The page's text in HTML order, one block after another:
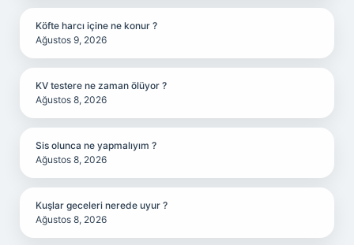
Köfte harcı içine ne konur ?
Ağustos 9, 2026
KV testere ne zaman ölüyor ?
Ağustos 8, 2026
Sis olunca ne yapmalıyım ?
Ağustos 8, 2026
Kuşlar geceleri nerede uyur ?
Ağustos 8, 2026